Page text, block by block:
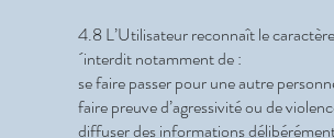
4.8 L’Utilisateur reconnaît le
´interdit notamment de :
se faire passer pour une autre
faire preuve d’agressivité ou de
diffuser des informations